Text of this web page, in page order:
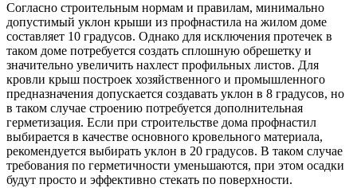
Согласно строительным нормам и правилам, минимально
допустимый уклон крыши из профнастила на жилом доме
составляет 10 градусов. Однако для исключения протечек в
таком доме потребуется создать сплошную обрешетку и
значительно увеличить нахлест профильных листов. Для
кровли крыш построек хозяйственного и промышленного
предназначения допускается создавать уклон в 8 градусов, но
в таком случае строению потребуется дополнительная
герметизация. Если при строительстве дома профнастил
выбирается в качестве основного кровельного материала,
рекомендуется выбирать уклон в 20 градусов. В таком случае
требования по герметичности уменьшаются, при этом осадки
будут просто и эффективно стекать по поверхности.